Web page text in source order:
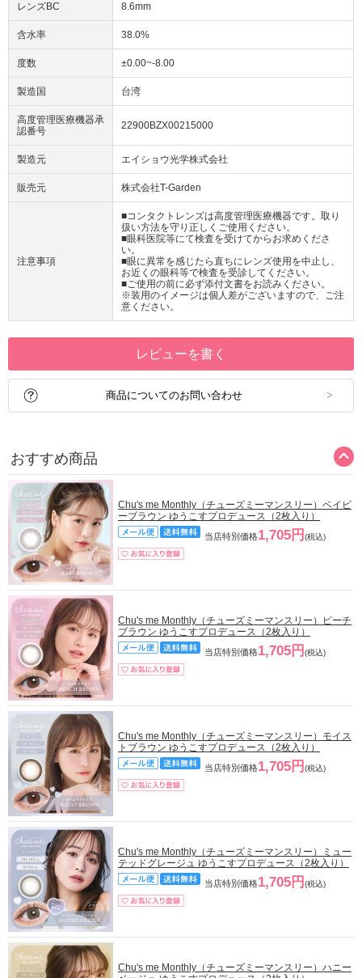
レンズBC 8.6mm
含水率 38.0%
度数 ±0.00~-8.00
製造国 台湾
高度管理医療機器承
認番号
22900BZX00215000
製造元 エイショウ光学株式会社
販売元 株式会社T-Garden
注意事項
■コンタクトレンズは高度管理医療機器です。取り
扱い方法を守り正しくご使用ください。
■眼科医院等にて検査を受けてからお求めくださ
い。
■眼に異常を感じたら直ちにレンズ使用を中止し、
お近くの眼科等で検査を受診してください。
■ご使用の前に必ず添付文書をお読みください。
※装用のイメージは個人差がございますので、ご注
意ください。
レビューを書く
商品についてのお問い合わせ
おすすめ商品
Chu's me Monthly（チューズミーマンスリー）ベイビ
ーブラウン ゆうこすプロデュース（2枚入り）
当店特別価格1,705円 (税込)
Chu's me Monthly（チューズミーマンスリー）ピーチ
ブラウン ゆうこすプロデュース（2枚入り）
当店特別価格1,705円 (税込)
Chu's me Monthly（チューズミーマンスリー）モイス
トブラウン ゆうこすプロデュース（2枚入り）
当店特別価格1,705円 (税込)
Chu's me Monthly（チューズミーマンスリー）ミュー
テッドグレージュ ゆうこすプロデュース（2枚入り）
当店特別価格1,705円 (税込)
Chu's me Monthly（チューズミーマンスリー）ハニー